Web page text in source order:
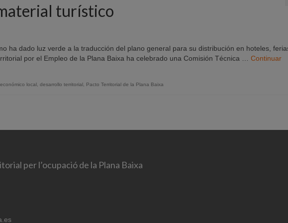
turístico
ha dado luz verde a la traducción del plano general para su distribución en hoteles,
por el Empleo de la Plana Baixa ha celebrado una Comisión Técnica … Continuar
local desarrollo territorial Pacto Territorial de la Plana Baixa
per l’ocupació de la Plana Baixa